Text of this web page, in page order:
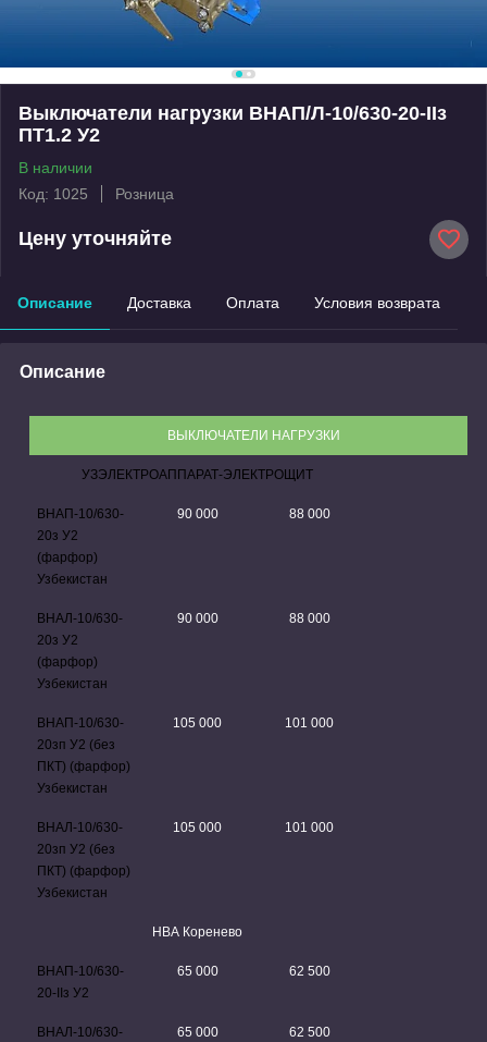
Выключатели нагрузки ВНАП/Л-10/630-20-IIз
ПТ1.2 У2
В наличии
Код: 1025
Розница
Цену уточняйте
Описание Доставка Оплата Условия возврата
Описание
ВЫКЛЮЧАТЕЛИ НАГРУЗКИ
УЗЭЛЕКТРОАППАРАТ-ЭЛЕКТРОЩИТ
ВНАП-10/630-
20з У2
(фарфор)
Узбекистан
90 000 88 000
ВНАЛ-10/630-
20з У2
(фарфор)
Узбекистан
90 000 88 000
ВНАП-10/630-
20зп У2 (без
ПКТ) (фарфор)
Узбекистан
105 000 101 000
ВНАЛ-10/630-
20зп У2 (без
ПКТ) (фарфор)
Узбекистан
105 000 101 000
НВА Коренево
ВНАП-10/630-
20-IIз У2
65 000 62 500
ВНАЛ-10/630-
65 000 62 500